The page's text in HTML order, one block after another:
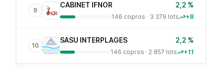
9
CABINET IFNOR 2,2 %
146 copros · 3 379 lots +8
10
SASU INTERPLAGES 2,2 %
146 copros · 2 857 lots +11